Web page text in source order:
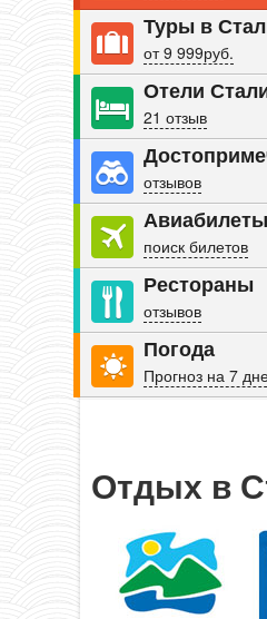
Туры в
от 9 999руб.
Отели
21 отзыв
отзывов
Авиабилеты
поиск билетов
Рестораны
отзывов
Погода
Прогноз на 7
Отдых в